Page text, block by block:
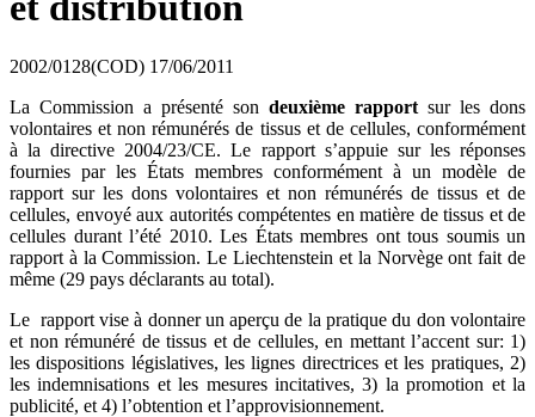
2002/0128(COD) 17/06/2011
La Commission a présenté son deuxième rapport sur les dons
volontaires et non rémunérés de tissus et de cellules, conformément
à la directive 2004/23/CE. Le rapport s’appuie sur les réponses
fournies par les États membres conformément à un modèle de
rapport sur les dons volontaires et non rémunérés de tissus et de
cellules, envoyé aux autorités compétentes en matière de tissus et de
cellules durant l’été 2010. Les États membres ont tous soumis un
rapport à la Commission. Le Liechtenstein et la Norvège ont fait de
même (29 pays déclarants au total).
Le rapport vise à donner un aperçu de la pratique du don volontaire
et non rémunéré de tissus et de cellules, en mettant l’accent sur: 1)
les dispositions législatives, les lignes directrices et les pratiques, 2)
les indemnisations et les mesures incitatives, 3) la promotion et la
publicité, et 4) l’obtention et l’approvisionnement.